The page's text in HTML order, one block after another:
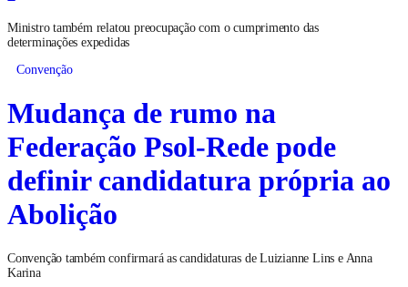
Ministro também relatou preocupação com o cumprimento das
determinações expedidas
Convenção
Mudança de rumo na
Federação Psol-Rede pode
definir candidatura própria ao
Abolição
Convenção também confirmará as candidaturas de Luizianne Lins e Anna
Karina